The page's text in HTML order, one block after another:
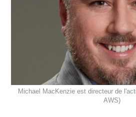
Michael MacKenzie est directeur de
AWS)